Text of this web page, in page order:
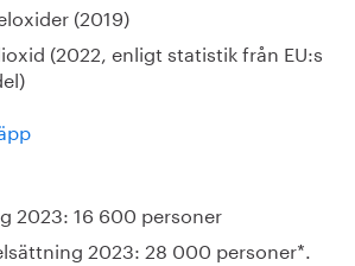
(2019)
(2022, enligt statistik från EU:s
2023: 16 600 personer
2023: 28 000 personer*.